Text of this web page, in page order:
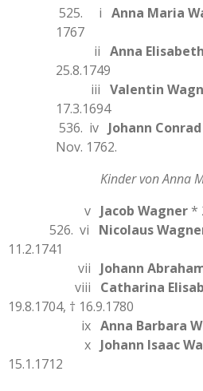
525. i Anna Maria
1767
ii Anna
25.8.1749
iii Valentin
17.3.1694
536. iv Johann
Nov. 1762.
Kinder von Anna
v Jacob Wagner*
526. vi Nicolaus
11.2.1741
vii Johann
viii Catharina
19.8.1704, † 16.9.1780
ix Anna Barbara
x Johann Isaac
15.1.1712